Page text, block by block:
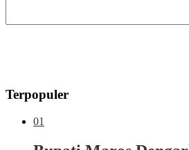
Terpopuler
01